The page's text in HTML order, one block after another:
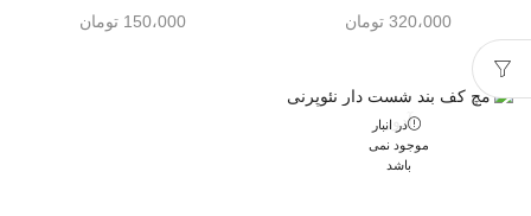
320،000 تومان
150،000 تومان
در انبار
موجود نمی
باشد